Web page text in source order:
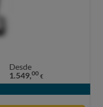
Desde
1.549,00 €